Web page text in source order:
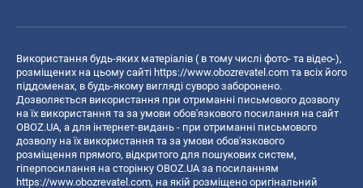
Використання будь-яких матеріалів ( в тому числі фото- та відео-),
розміщених на цьому сайті https://www.obozrevatel.com та всіх його
піддоменах, в будь-якому вигляді суворо заборонено.
Дозволяється використання при отриманні письмового дозволу
на їх використання та за умови обов'язкового посилання на сайт
OBOZ.UA, а для інтернет-видань - при отриманні письмового
дозволу на їх використання та за умови обов'язкового
розміщення прямого, відкритого для пошукових систем,
гіперпосилання на сторінку OBOZ.UA за посиланням
https://www.obozrevatel.com, на якій розміщено оригінальний